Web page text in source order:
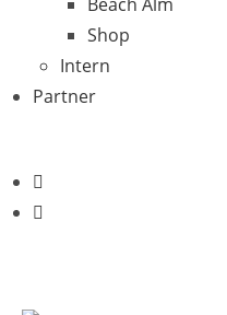
Shop
Intern
Partner